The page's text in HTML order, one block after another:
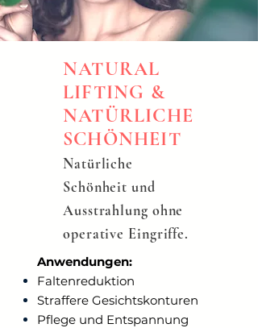
NATURAL
LIFTING &
NATÜRLICHE
SCHÖNHEIT
Natürliche
Schönheit und
Ausstrahlung ohne
operative Eingriffe.
Anwendungen:
Faltenreduktion
Straffere Gesichtskonturen
Pflege und Entspannung